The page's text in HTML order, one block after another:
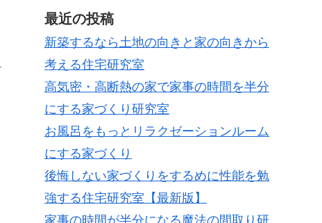
最近の投稿
新築するなら土地の向きと家の向きから
考える住宅研究室
高気密・高断熱の家で家事の時間を半分
にする家づくり研究室
お風呂をもっとリラクゼーションルーム
にする家づくり
後悔しない家づくりをするめに性能を勉
強する住宅研究室【最新版】
家事の時間が半分になる魔法の間取り研